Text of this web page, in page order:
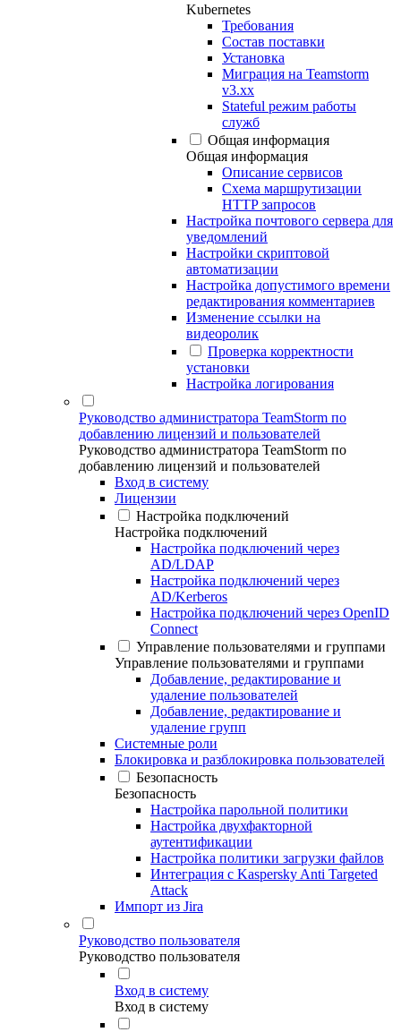
Kubernetes
Требования
Состав поставки
Установка
Миграция на Teamstorm
v3.xx
Stateful режим работы
служб
Общая информация
Общая информация
Описание сервисов
Схема маршрутизации
HTTP запросов
Настройка почтового сервера для
уведомлений
Настройки скриптовой
автоматизации
Настройка допустимого времени
редактирования комментариев
Изменение ссылки на
видеоролик
Проверка корректности
установки
Настройка логирования
Руководство администратора TeamStorm по
добавлению лицензий и пользователей
Руководство администратора TeamStorm по
добавлению лицензий и пользователей
Вход в систему
Лицензии
Настройка подключений
Настройка подключений
Настройка подключений через
AD/LDAP
Настройка подключений через
AD/Kerberos
Настройка подключений через OpenID
Connect
Управление пользователями и группами
Управление пользователями и группами
Добавление, редактирование и
удаление пользователей
Добавление, редактирование и
удаление групп
Системные роли
Блокировка и разблокировка пользователей
Безопасность
Безопасность
Настройка парольной политики
Настройка двухфакторной
аутентификации
Настройка политики загрузки файлов
Интеграция с Kaspersky Anti Targeted
Attack
Импорт из Jira
Руководство пользователя
Руководство пользователя
Вход в систему
Вход в систему